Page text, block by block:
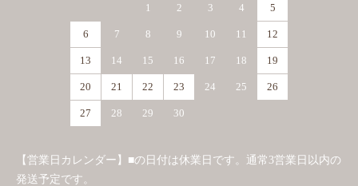
1 2 3 4 5
6 7 8 9 10 11 12
13 14 15 16 17 18 19
20 21 22 23 24 25 26
27 28 29 30
【営業日カレンダー】■の日付は休業日です。通常3営業日以内の
発送予定です。